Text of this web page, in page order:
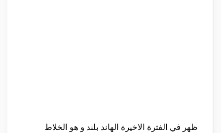
ظهر في الفترة الاخيرة الهاند بلند و هو الخلاط